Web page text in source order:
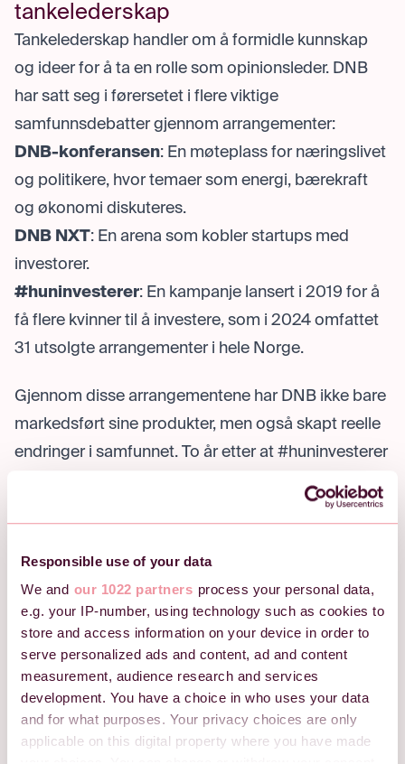
Responsible use of your data
We and our 1022 partners process your personal data,
e.g. your IP-number, using technology such as cookies to
store and access information on your device in order to
serve personalized ads and content, ad and content
measurement, audience research and services
development. You have a choice in who uses your data
and for what purposes. Your privacy choices are only
applicable on this digital property where you have made
tankelederskap
Tankelederskap handler om å formidle kunnskap
og ideer for å ta en rolle som opinionsleder. DNB
har satt seg i førersetet i flere viktige
samfunnsdebatter gjennom arrangementer:
DNB-konferansen: En møteplass for næringslivet
og politikere, hvor temaer som energi, bærekraft
og økonomi diskuteres.
DNB NXT: En arena som kobler startups med
investorer.
#huninvesterer: En kampanje lansert i 2019 for å
få flere kvinner til å investere, som i 2024 omfattet
31 utsolgte arrangementer i hele Norge.
Gjennom disse arrangementene har DNB ikke bare
markedsført sine produkter, men også skapt reelle
endringer i samfunnet. To år etter at #huninvesterer
i samtalen." Christoffer Sapienza
Hvordan lage et godt kundearrangement?
Christoffer anbefalte å sette mål for arrangementet
og skaffe seg god innsikt i publikum.
Kommunikasjonsoppgavene og måten du legger
opp programmet på vil variere ut fra hvor mye
kundene kan om temaet og hvor mottakelige de er.